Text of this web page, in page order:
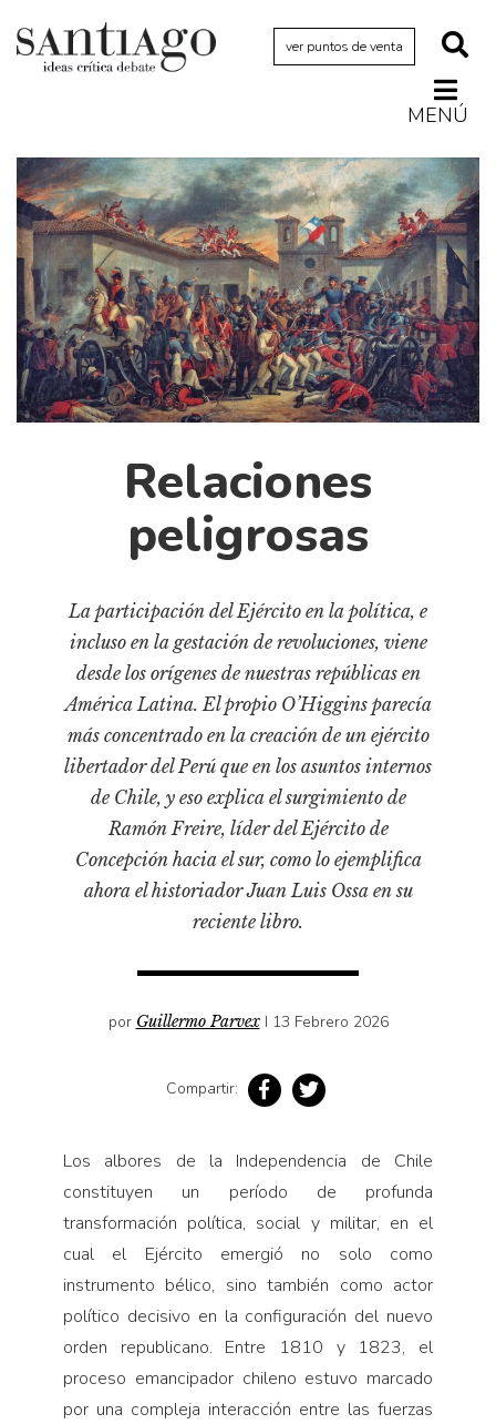
ver puntos de venta
MENÚ
Actualidad
Archivo Cenfoto-UDP
Arquetipos de situación
Artes visuales
Ciencia
Cine y televisión
Ciudad
Cómics
Diccionario portátil de la literatura chilena
Fragmentos
Gran reserva
Historia material de los libros
Lagunas mentales
Libros usados
Literatura
Medioambiente
Relecturas
Sociedad
Turismo accidental
Vidas paralelas
Relaciones
peligrosas
La participación del Ejército en la política, e
incluso en la gestación de revoluciones, viene
desde los orígenes de nuestras repúblicas en
América Latina. El propio O’Higgins parecía
más concentrado en la creación de un ejército
libertador del Perú que en los asuntos internos
de Chile, y eso explica el surgimiento de
Ramón Freire, líder del Ejército de
Concepción hacia el sur, como lo ejemplifica
ahora el historiador Juan Luis Ossa en su
reciente libro.
por Guillermo Parvex I 13 Febrero 2026
Compartir:
Los albores de la Independencia de Chile
constituyen un período de profunda
transformación política, social y militar, en el
cual el Ejército emergió no solo como
instrumento bélico, sino también como actor
político decisivo en la configuración del nuevo
orden republicano. Entre 1810 y 1823, el
proceso emancipador chileno estuvo marcado
por una compleja interacción entre las fuerzas